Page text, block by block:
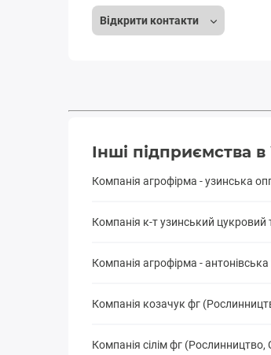
Відкрити контакти
Інші підприємства в
Компанія агрофірма - узинська
Компанія к-т узинський цукровий
Компанія агрофірма -
Компанія козачук фг
Компанія сілім фг